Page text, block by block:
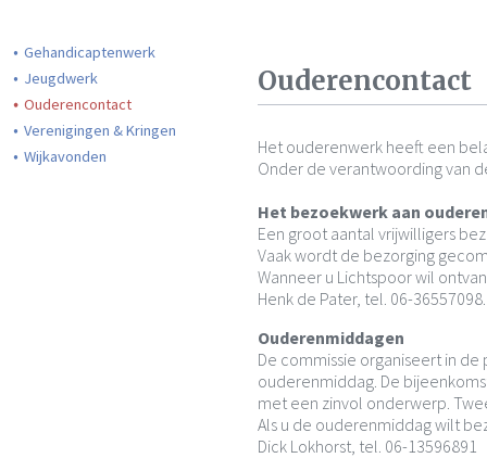
Gehandicaptenwerk
Jeugdwerk
Ouderencontact
Verenigingen & Kringen
Wijkavonden
Ouderencontact
Het ouderenwerk heeft een
Onder de verantwoording van
Het bezoekwerk aan
Een groot aantal vrijwilligers
Vaak wordt de bezorging
Wanneer u Lichtspoor wil
Henk de Pater, tel. 06-36557098.
Ouderenmiddagen
De commissie organiseert in
ouderenmiddag. De
met een zinvol onderwerp.
Als u de ouderenmiddag wilt
Dick Lokhorst, tel. 06-13596891